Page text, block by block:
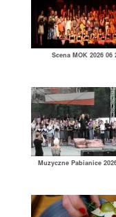
Scena MOK 2026 06
Muzyczne Pabianice